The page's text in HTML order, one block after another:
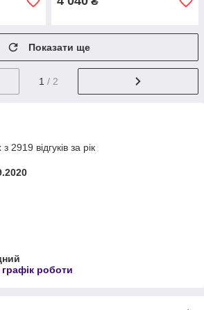
Показати ще
1 / 2
2919 відгуків за рік
роботи